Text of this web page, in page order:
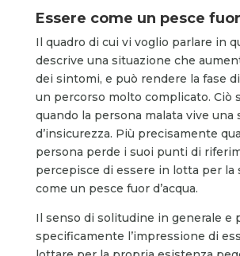
Essere come un pesce
Il quadro di cui vi voglio parlare in
descrive una situazione che
dei sintomi, e può rendere la fase
un percorso molto complicato. Ciò
quando la persona malata vive una
d’insicurezza. Più precisamente
persona perde i suoi punti di
percepisce di essere in lotta per la
come un pesce fuor d’acqua.
Il senso di solitudine in generale e
specificamente l’impressione di